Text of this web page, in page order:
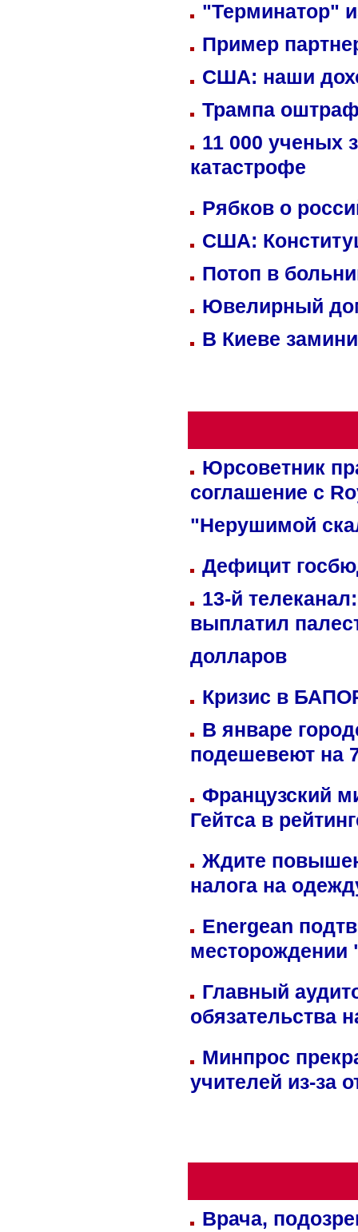
"Терминатор"
Пример
США: наши
Трампа
11 000 ученых
катастрофе
Рябков о
США:
Потоп в
Ювелирный
В Киеве
Юрсоветник
соглашение с
"Нерушимой
Дефицит
13-й
выплатил
долларов
Кризис в
В январе
подешевеют на
Французский
Гейтса в
Ждите
налога на
Energean
Главный
обязательства
Минпрос
учителей из-за
Врача,